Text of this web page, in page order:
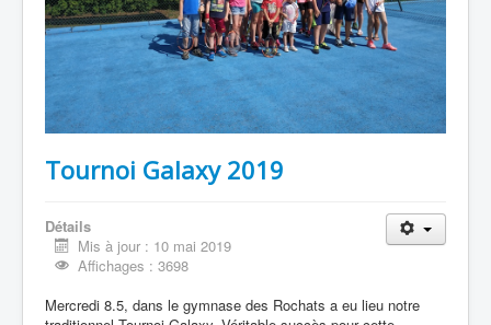
Tournoi Galaxy 2019
Détails
Mis à jour : 10 mai 2019
Affichages : 3698
Mercredi 8.5, dans le gymnase des Rochats a eu lieu notre